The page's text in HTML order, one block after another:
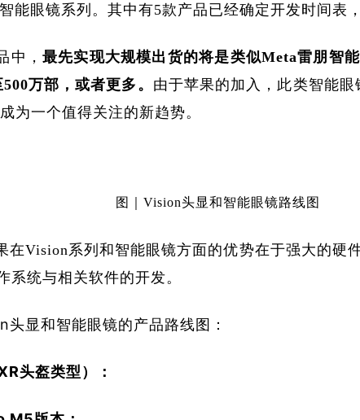
能眼镜系列。其中有5款产品已经确定开发时间表
中，最先实现大规模出货的将是类似Meta雷朋智
万部，或者更多。 由于苹果的加入，此类智能
为一个值得关注的新趋势。
图｜Vision头显和智能眼镜路线图
在Vision系列和智能眼镜方面的优势在于强大的硬
系统与相关软件的开发。
显和智能眼镜的产品路线图：
头盔类型）：